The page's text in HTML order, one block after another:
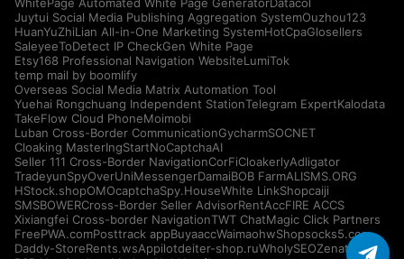
Juytui Social Media Publishing Aggregation SystemOuzhou123
HuanYuZhiLian All-in-One Marketing SystemHotCpaGlosellers
SaleyeeToDetect IP CheckGen White Page
Etsy168 Professional Navigation WebsiteLumiTok
temp mail by boomlify
Overseas Social Media Matrix Automation Tool
Yuehai Rongchuang Independent StationTelegram ExpertKalodata
TakeFlow Cloud PhoneMoimobi
Luban Cross-Border CommunicationGycharmSOCNET
Cloaking MasterIngStartNoCaptchaAI
Seller 111 Cross-Border NavigationCorFiCloakerlyAdligator
TradeyunSpyOverUniMessengerDamaiBOB FarmALISMS.ORG
HStock.shopOMOcaptchaSpy.HouseWhite LinkShopcaiji
SMSBOWERCross-Border Seller AdvisorRentAccFIRE ACCS
Xixiangfei Cross-border NavigationTWT ChatMagic Click Partners
FreePWA.comPosttrack appBuyaaccWaimaohwShopsocks5.com
Daddy-StoreRents.wsAppilotdeiter-shop.ruWholySEOZenattica